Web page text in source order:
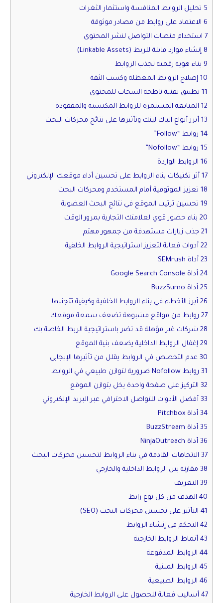
5 تحليل الروابط المنافسة واستثمار الثغرات
6 الاعتماد على روابط من مصادر موثوقة
7 استخدام منصات التواصل لنشر المحتوى
8 إنشاء موارد قابلة للربط (Linkable Assets)
9 بناء هوية رقمية تجذب الروابط
10 إصلاح الروابط المعطلة وكسب الثقة
11 تطبيق تقنية ناطحة السحاب للمحتوى
12 المتابعة المستمرة للروابط المكتسبة والمفقودة
13 أبرز أنواع الباك لينك وتأثيرها على نتائج محركات البحث
14 روابط “Follow”
15 روابط “Nofollow”
16 الروابط الواردة
17 أثر تكتيكات بناء الروابط على تحسين أداء موقعك الإلكتروني
18 تعزيز الموثوقية أمام المستخدم ومحركات البحث
19 تحسين ترتيب الموقع في نتائج البحث العضوية
20 بناء حضور قوي لعلامتك التجارية بمرور الوقت
21 جذب زيارات مستهدفة من جمهور مهتم
22 أدوات فعالة لتعزيز استراتيجية الروابط الخلفية
23 أداة SEMrush
24 أداة Google Search Console
25 أداة BuzzSumo
26 أبرز الأخطاء في بناء الروابط الخلفية وكيفية تتجنبها
27 روابط من مواقع مشبوهة تضعف سمعة موقعك
28 شركات غير مؤهلة قد تضر باستراتيجية الربط الخاصة بك
29 إغفال الروابط الداخلية يضعف بنية الموقع
30 عدم التخصص في الروابط يقلل من تأثيرها الإيجابي
31 روابط Nofollow ضرورية لتوازن طبيعي في الروابط
32 التركيز على صفحة واحدة يخل بتوازن الموقع
33 أفضل الأدوات للتواصل الاحترافي عبر البريد الإلكتروني
34 أداة Pitchbox
35 أداة BuzzStream
36 أداة NinjaOutreach
37 الاتجاهات القادمة في بناء الروابط لتحسين محركات البحث
38 مقارنة بين الروابط الداخلية والخارجي
39 التعريف
40 الهدف من كل نوع رابط
41 التأثير على تحسين محركات البحث (SEO)
42 التحكم في إنشاء الروابط
43 أنماط الروابط الخارجية
44 الروابط المدفوعة
45 الروابط المبنية
46 الروابط الطبيعية
47 أساليب فعالة للحصول على الروابط الخارجية